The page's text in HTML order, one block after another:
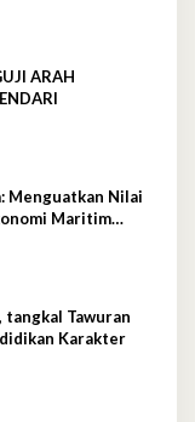
ARAH
Menguatkan Nilai
Maritim
Tawuran
Karakter